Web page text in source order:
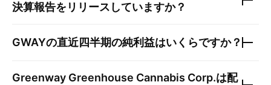
決算報告をリリースしていますか？
GWAYの直近四半期の純利益はいくらですか？
Greenway Greenhouse Cannabis Corp.は配